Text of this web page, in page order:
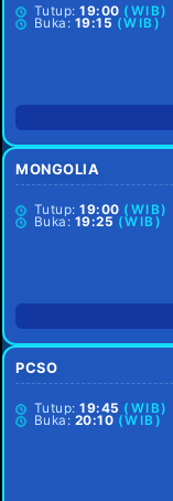
Tutup:19:00 (WIB)
Buka: 19:15 (WIB)
MONGOLIA
Tutup:19:00 (WIB)
Buka: 19:25 (WIB)
PCSO
Tutup:19:45 (WIB)
Buka: 20:10 (WIB)